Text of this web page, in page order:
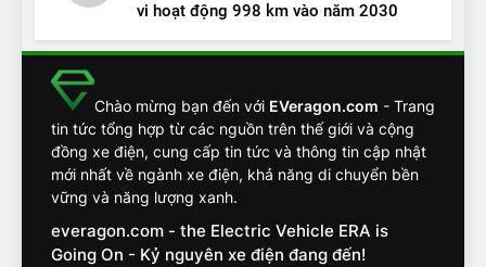
Chuyên gia tiết lộ bài test
đối về an toàn trên VinFast
VF8
ĐÁNH GIÁ XE
14
VinFast VF7 đang bỏ xa
như thế nào?
ĐÁNH GIÁ XE
vi hoạt động 998 km vào năm 2030
Chào mừng bạn đến với EVeragon.com - Trang
tin tức tổng hợp từ các nguồn trên thế giới và cộng
đồng xe điện, cung cấp tin tức và thông tin cập nhật
mới nhất về ngành xe điện, khả năng di chuyển bền
vững và năng lượng xanh.
everagon.com - the Electric Vehicle ERA is
Going On - Kỷ nguyên xe điện đang đến!